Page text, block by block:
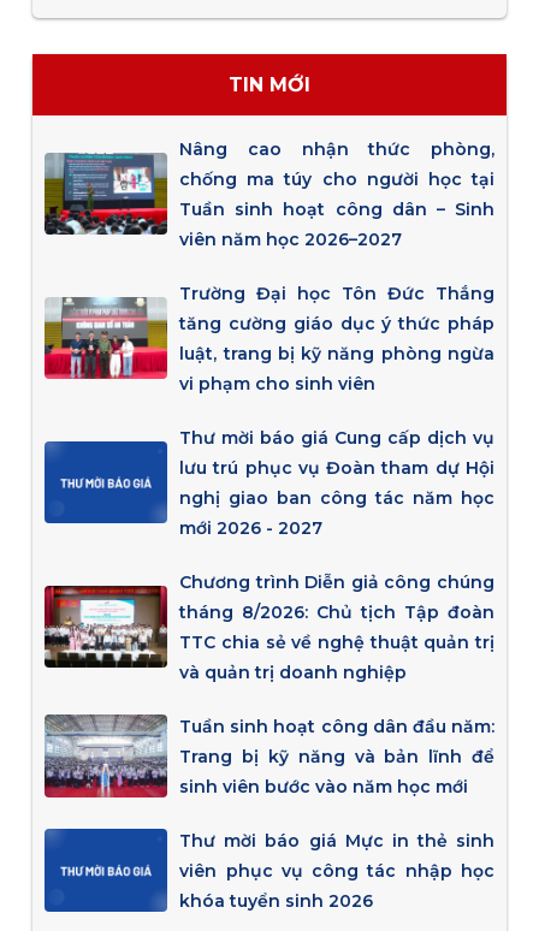
TIN MỚI
Nâng cao nhận thức phòng,
chống ma túy cho người học tại
Tuần sinh hoạt công dân – Sinh
viên năm học 2026–2027
Trường Đại học Tôn Đức Thắng
tăng cường giáo dục ý thức pháp
luật, trang bị kỹ năng phòng ngừa
vi phạm cho sinh viên
Thư mời báo giá Cung cấp dịch vụ
lưu trú phục vụ Đoàn tham dự Hội
nghị giao ban công tác năm học
mới 2026 - 2027
Chương trình Diễn giả công chúng
tháng 8/2026: Chủ tịch Tập đoàn
TTC chia sẻ về nghệ thuật quản trị
và quản trị doanh nghiệp
Tuần sinh hoạt công dân đầu năm:
Trang bị kỹ năng và bản lĩnh để
sinh viên bước vào năm học mới
Thư mời báo giá Mực in thẻ sinh
viên phục vụ công tác nhập học
khóa tuyển sinh 2026